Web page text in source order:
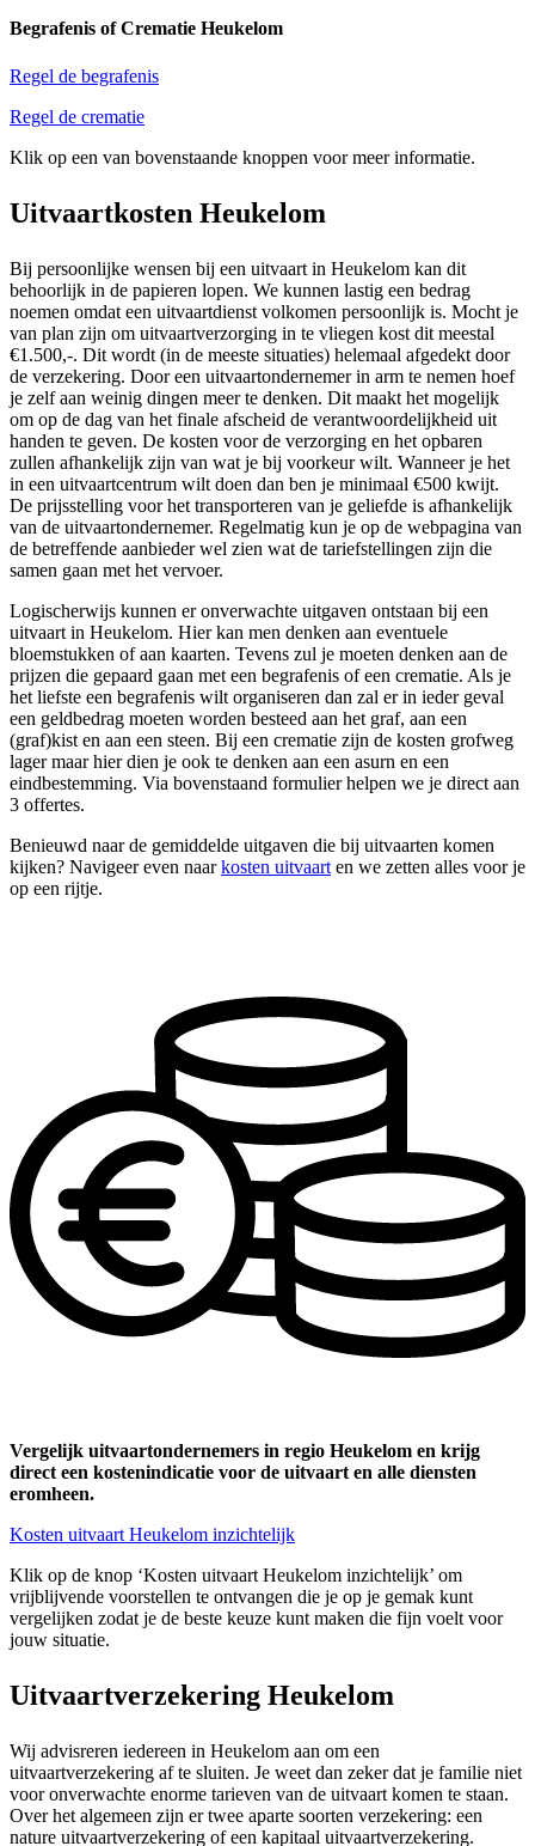
Begrafenis of Crematie Heukelom
Regel de begrafenis
Regel de crematie
Klik op een van bovenstaande knoppen voor meer informatie.
Uitvaartkosten Heukelom
Bij persoonlijke wensen bij een uitvaart in Heukelom kan dit
behoorlijk in de papieren lopen. We kunnen lastig een bedrag
noemen omdat een uitvaartdienst volkomen persoonlijk is. Mocht je
van plan zijn om uitvaartverzorging in te vliegen kost dit meestal
€1.500,-. Dit wordt (in de meeste situaties) helemaal afgedekt door
de verzekering. Door een uitvaartondernemer in arm te nemen hoef
je zelf aan weinig dingen meer te denken. Dit maakt het mogelijk
om op de dag van het finale afscheid de verantwoordelijkheid uit
handen te geven. De kosten voor de verzorging en het opbaren
zullen afhankelijk zijn van wat je bij voorkeur wilt. Wanneer je het
in een uitvaartcentrum wilt doen dan ben je minimaal €500 kwijt.
De prijsstelling voor het transporteren van je geliefde is afhankelijk
van de uitvaartondernemer. Regelmatig kun je op de webpagina van
de betreffende aanbieder wel zien wat de tariefstellingen zijn die
samen gaan met het vervoer.
Logischerwijs kunnen er onverwachte uitgaven ontstaan bij een
uitvaart in Heukelom. Hier kan men denken aan eventuele
bloemstukken of aan kaarten. Tevens zul je moeten denken aan de
prijzen die gepaard gaan met een begrafenis of een crematie. Als je
het liefste een begrafenis wilt organiseren dan zal er in ieder geval
een geldbedrag moeten worden besteed aan het graf, aan een
(graf)kist en aan een steen. Bij een crematie zijn de kosten grofweg
lager maar hier dien je ook te denken aan een asurn en een
eindbestemming. Via bovenstaand formulier helpen we je direct aan
3 offertes.
Benieuwd naar de gemiddelde uitgaven die bij uitvaarten komen
kijken? Navigeer even naarkosten uitvaart en we zetten alles voor je
op een rijtje.
Vergelijk uitvaartondernemers in regio Heukelom en krijg
direct een kostenindicatie voor de uitvaart en alle diensten
eromheen.
Kosten uitvaart Heukelom inzichtelijk
Klik op de knop ‘Kosten uitvaart Heukelom inzichtelijk’ om
vrijblijvende voorstellen te ontvangen die je op je gemak kunt
vergelijken zodat je de beste keuze kunt maken die fijn voelt voor
jouw situatie.
Uitvaartverzekering Heukelom
Wij advisreren iedereen in Heukelom aan om een
uitvaartverzekering af te sluiten. Je weet dan zeker dat je familie niet
voor onverwachte enorme tarieven van de uitvaart komen te staan.
Over het algemeen zijn er twee aparte soorten verzekering: een
nature uitvaartverzekering of een kapitaal uitvaartverzekering.